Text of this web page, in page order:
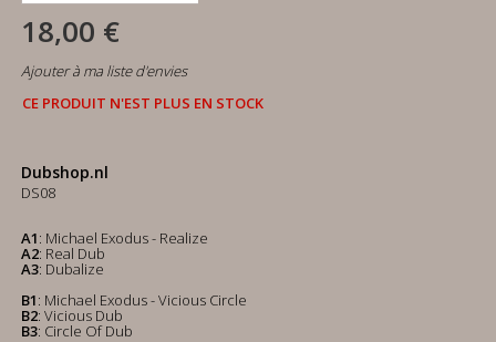
18,00 €
Ajouter à ma liste d'envies
CE PRODUIT N'EST PLUS EN STOCK
Dubshop.nl
DS08
A1: Michael Exodus - Realize
A2: Real Dub
A3: Dubalize
B1: Michael Exodus - Vicious Circle
B2: Vicious Dub
B3: Circle Of Dub